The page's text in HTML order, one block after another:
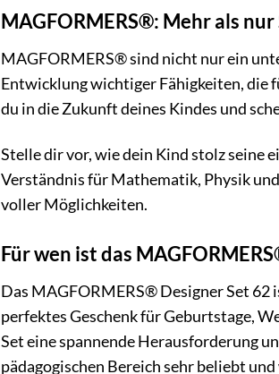
MAGFORMERS®: Mehr als nur
MAGFORMERS® sind nicht nur ein
Entwicklung wichtiger Fähigkeiten, die
du in die Zukunft deines Kindes und
Stelle dir vor, wie dein Kind stolz seine
Verständnis für Mathematik, Physik
voller Möglichkeiten.
Für wen ist das
Das MAGFORMERS® Designer Set 62
perfektes Geschenk für Geburtstage,
Set eine spannende Herausforderung
pädagogischen Bereich sehr beliebt